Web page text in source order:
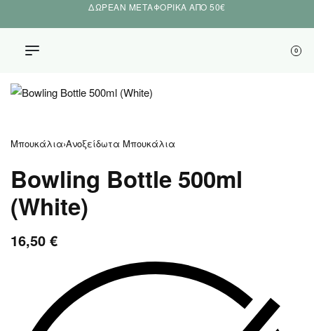
ΔΩΡΕΑΝ ΜΕΤΑΦΟΡΙΚΑ ΑΠΟ 50€
0
Μπουκάλια›Ανοξείδωτα Μπουκάλια
Bowling Bottle 500ml
(White)
16,50 €